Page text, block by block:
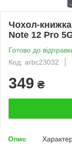
Чохол-
Note 12 Pro
Готово до
Код: arbc23032
349 ₴
Опис